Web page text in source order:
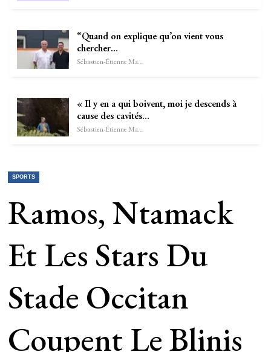
“Quand on explique qu’on vient vous
chercher…
Sébastien-Étienne Marechal
« Il y en a qui boivent, moi je descends à
cause des cavités…
Sébastien-Étienne Marechal
SPORTS
Ramos, Ntamack
Et Les Stars Du
Stade Occitan
Coupent Le Blinis